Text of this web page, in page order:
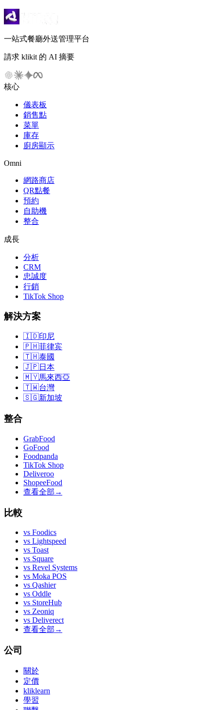
一站式餐廳外送管理平台
請求 klikit 的 AI 摘要
核心
儀表板
銷售點
菜單
庫存
廚房顯示
Omni
網路商店
QR點餐
預約
自助機
整合
成長
分析
CRM
忠誠度
行銷
TikTok Shop
解決方案
🇮🇩印尼
🇵🇭菲律宾
🇹🇭泰國
🇯🇵日本
🇲🇾馬來西亞
🇹🇼台灣
🇸🇬新加坡
整合
GrabFood
GoFood
Foodpanda
TikTok Shop
Deliveroo
ShopeeFood
查看全部 →
比較
vs Foodics
vs Lightspeed
vs Toast
vs Square
vs Revel Systems
vs Moka POS
vs Qashier
vs Oddle
vs StoreHub
vs Zeoniq
vs Deliverect
查看全部 →
公司
關於
定價
kliklearn
學習